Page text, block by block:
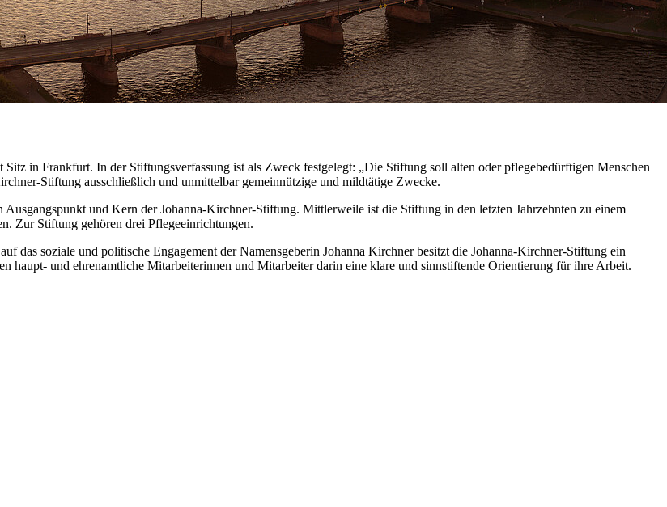
in Frankfurt. In der Stiftungsverfassung ist als Zweck festgelegt: „Die Stiftung soll alten oder pflegebedürftigen Menschen
Stiftung ausschließlich und unmittelbar gemeinnützige und mildtätige Zwecke.
und Kern der Johanna-Kirchner-Stiftung. Mittlerweile ist die Stiftung in den letzten Jahrzehnten zu einem
Zur Stiftung gehören drei Pflegeeinrichtungen.
das soziale und politische Engagement der Namensgeberin Johanna Kirchner besitzt die Johanna-Kirchner-Stiftung ein
und ehrenamtliche Mitarbeiterinnen und Mitarbeiter darin eine klare und sinnstiftende Orientierung für ihre Arbeit.